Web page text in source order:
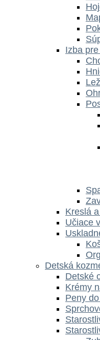
Izba
Kreslá
Učiace
Detská
Detské
Krémy
Peny